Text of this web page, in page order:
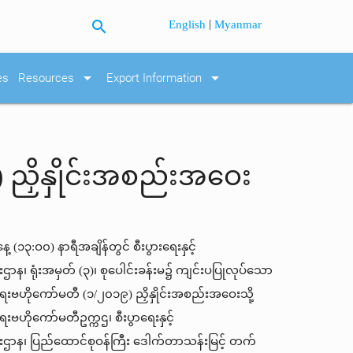
search English |Myanmar
Resources arrow_drop_down Export Information arrow_drop_down
ညှိနှိုင်းအစည်းအဝေး
၁၃:ဝ၀) နာရီအချိန်တွင် စီးပွားရေးနှင့်
ာန၊ ရုံးအမှတ် (၃)၊ စုပေါင်းခန်းမ၌ ကျင်းပပြုလုပ်သော
ဗဟိုကော်မတီ (၁/၂၀၁၉) ညှိနှိုင်းအစည်းအဝေးသို့
ဟိုကော်မတီဥက္ကဌ၊ စီးပွာရေးနှင့်
ဌာန၊ ပြည်ထောင်စုဝန်ကြီး ဒေါက်တာသန်းမြင့် တက်